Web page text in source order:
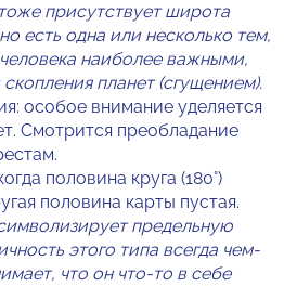
присутствует широта
есть одна или несколько тем,
наиболее важными,
планет (сгущением).
особое внимание уделяется
Смотрится преобладание
половина круга (180°)
половина карты пустая.
предельную
этого типа всегда чем-
что он что-то в себе